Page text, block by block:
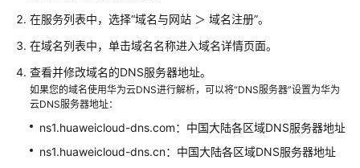
创
公
网
名
在服务列表中，选择“域名与网站 ＞ 域名注册”。
在域名列表中，单击域名名称进入域名详情页面。
查看并修改域名的DNS服务器地址。
如果您的域名使用华为云DNS进行解析，可以将“DNS服务器”设置为华为
云DNS服务器地址：
ns1.huaweicloud-dns.com：中国大陆各区域DNS服务器地址
ns1.huaweicloud-dns.cn：中国大陆各区域DNS服务器地址